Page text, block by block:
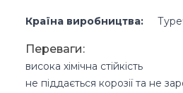
Країна виробництва:
Переваги:
висока хімічна стійкість
не піддається корозії та не